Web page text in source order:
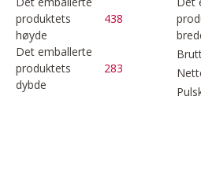
produktets
høyde
438
Det emballerte
produktets
dybde
283